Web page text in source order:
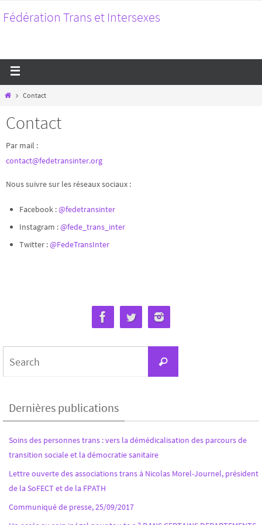
Fédération Trans et Intersexes
Contact
Contact
Par mail :
contact@fedetransinter.org
Nous suivre sur les réseaux sociaux :
Facebook :@fedetransinter
Instagram :@fede_trans_inter
Twitter :@FedeTransInter
Dernières publications
Soins des personnes trans : vers la démédicalisation des parcours de
transition sociale et la démocratie sanitaire
Lettre ouverte des associations trans à Nicolas Morel-Journel, président
de la SoFECT et de la FPATH
Communiqué de presse, 25/09/2017